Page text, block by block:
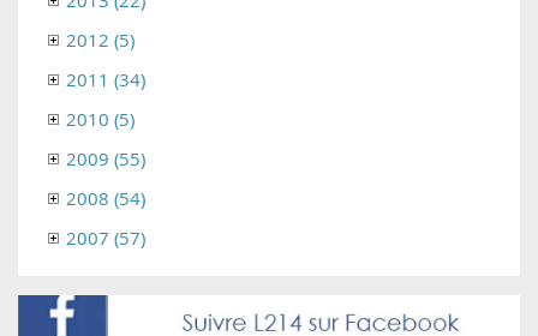
2012 (5)
2011 (34)
2010 (5)
2009 (55)
2008 (54)
2007 (57)